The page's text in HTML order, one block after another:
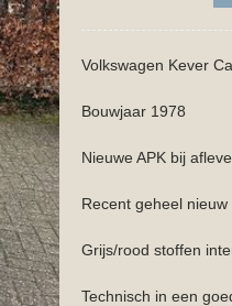
Volkswagen Kever
Bouwjaar 1978
Nieuwe APK bij
Recent geheel
Grijs/rood stoffen
Technisch in een